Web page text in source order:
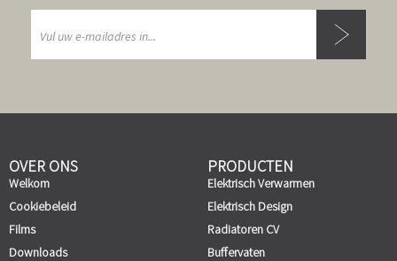
OVER ONS
Welkom
Cookiebeleid
Films
Downloads
PRODUCTEN
Elektrisch Verwarmen
Elektrisch Design
Radiatoren CV
Buffervaten